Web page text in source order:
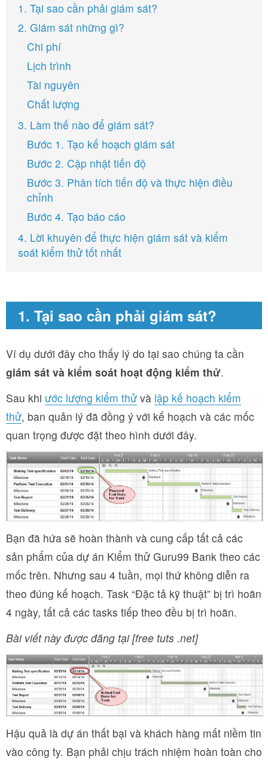
1. Tại sao cần phải giám sát?
2. Giám sát những gì?
Chi phí
Lịch trình
Tài nguyên
Chất lượng
3. Làm thế nào để giám sát?
Bước 1. Tạo kế hoạch giám sát
Bước 2. Cập nhật tiến độ
Bước 3. Phân tích tiến độ và thực hiện điều
chỉnh
Bước 4. Tạo báo cáo
4. Lời khuyên để thực hiện giám sát và kiểm
soát kiểm thử tốt nhất
1. Tại sao cần phải giám sát?
Ví dụ dưới đây cho thấy lý do tại sao chúng ta cần
giám sát và kiểm soát hoạt động kiểm thử.
Sau khi ước lượng kiểm thử và lập kế hoạch kiểm
thử, ban quản lý đã đồng ý với kế hoạch và các mốc
quan trọng được đặt theo hình dưới đây.
Bạn đã hứa sẽ hoàn thành và cung cấp tất cả các
sản phẩm của dự án Kiểm thử Guru99 Bank theo các
mốc trên. Nhưng sau 4 tuần, mọi thứ không diễn ra
theo đúng kế hoạch. Task “Đặc tả kỹ thuật” bị trì hoãn
4 ngày, tất cả các tasks tiếp theo đều bị trì hoãn.
Bài viết này được đăng tại [free tuts .net]
Hậu quả là dự án thất bại và khách hàng mất niềm tin
vào công ty. Bạn phải chịu trách nhiệm hoàn toàn cho